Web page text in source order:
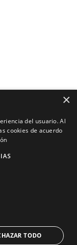
×
del usuario. Al
cookies de acuerdo
TODO